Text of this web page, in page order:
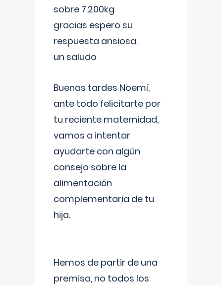
sobre 7.200kg
gracias espero su
respuesta ansiosa.
un saludo
Buenas tardes Noemí,
ante todo felicitarte por
tu reciente maternidad,
vamos a intentar
ayudarte con algún
consejo sobre la
alimentación
complementaria de tu
hija.
Hemos de partir de una
premisa, no todos los